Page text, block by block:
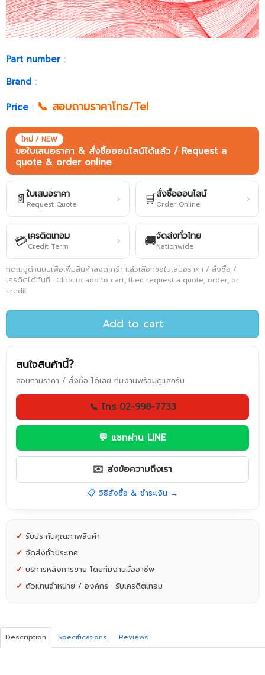
Part number:
Brand :
Price : 📞 สอบถามราคาโทร/Tel
ใหม่ / NEW
ขอใบเสนอราคา & สั่งซื้อออนไลน์ได้แล้ว / Request a
quote & order online
📄 ใบเสนอราคา
Request Quote › 🛒สั่งซื้อออนไลน์
Order Online ›
💳เครดิตเทอม
Credit Term › 🚚จัดส่งทั่วไทย
Nationwide
กดเมนูด้านบนเพื่อเพิ่มสินค้าลงตะกร้า แล้วเลือกขอใบเสนอราคา / สั่งซื้อ /
เครดิตได้ทันที · Click to add to cart, then request a quote, order, or
credit
Add to cart
สนใจสินค้านี้?
สอบถามราคา / สั่งซื้อ ได้เลย ทีมงานพร้อมดูแลครับ
📞 โทร 02-998-7733
💬 แชทผ่าน LINE
✉️ ส่งข้อความถึงเรา
📋 วิธีสั่งซื้อ & ชำระเงิน →
✓ รับประกันคุณภาพสินค้า
✓ จัดส่งทั่วประเทศ
✓ บริการหลังการขาย โดยทีมงานมืออาชีพ
✓ ตัวแทนจำหน่าย / องค์กร · รับเครดิตเทอม
Description Specifications Reviews